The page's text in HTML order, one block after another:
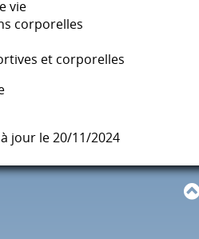
vie
corporelles
et corporelles
jour le 20/11/2024